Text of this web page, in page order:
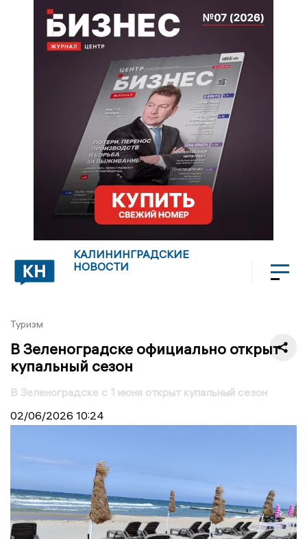
КАЛИНИНГРАДСКИЕ
НОВОСТИ
Туризм
В Зеленоградске официально открыт
купальный сезон
В Зеленоградске с 1 июня открыт купальный сезон
02/06/2026 10:24